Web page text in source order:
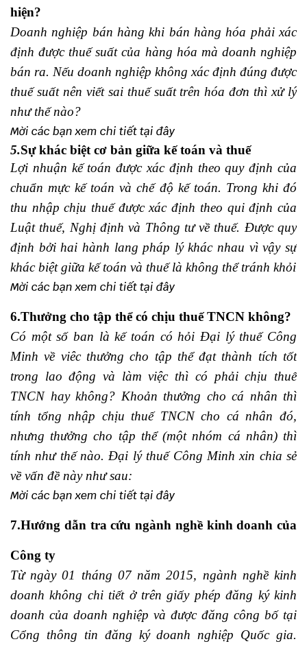
hiện?
Doanh nghiệp bán hàng khi bán hàng hóa phải xác
định được thuế suất của hàng hóa mà doanh nghiệp
bán ra. Nếu doanh nghiệp không xác định đúng được
thuế suất nên viết sai thuế suất trên hóa đơn thì xử lý
như thế nào?
Mời các bạn xem chi tiếttại đây
5.Sự khác biệt cơ bản giữa kế toán và thuế
Lợi nhuận kế toán được xác định theo quy định của
chuẩn mực kế toán và chế độ kế toán. Trong khi đó
thu nhập chịu thuế được xác định theo qui định của
Luật thuế, Nghị định và Thông tư về thuế. Được quy
định bởi hai hành lang pháp lý khác nhau vì vậy sự
khác biệt giữa kế toán và thuếlà không thể tránh khỏi
Mời các bạn xem chi tiếttại đây
6.Thưởng cho tập thể có chịu thuế TNCN không?
Có một số ban là kế toán có hỏi Đại lý thuế Công
Minhvề viêc thưởng cho tập thể đạt thành tích tốt
trong lao động và làm việc thì có phải chịu thuế
TNCN hay không? Khoản thưởng cho cá nhân thì
tính tổng nhập chịu thuế TNCN cho cá nhân đó,
nhưng thưởng cho tập thể (một nhóm cá nhân) thì
tính như thế nào.Đại lý thuế Công Minh xin chia sẻ
về vấn đề này như sau:
Mời các bạn xem chi tiếttại đây
7.Hướng dẫn tra cứu ngành nghề kinh doanh của
Công ty
Từ ngày 01 tháng 07 năm 2015, ngành nghề kinh
doanh không chi tiết ở trên giấy phép đăng ký kinh
doanh của doanh nghiệp và được đăng công bố tại
Cổng thông tin đăng ký doanh nghiệp Quốc gia.